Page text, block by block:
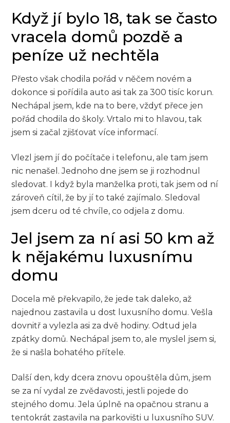
Když jí bylo 18, tak se často
vracela domů pozdě a
peníze už nechtěla
Přesto však chodila pořád v něčem novém a
dokonce si pořídila auto asi tak za 300 tisíc korun.
Nechápal jsem, kde na to bere, vždyť přece jen
pořád chodila do školy. Vrtalo mi to hlavou, tak
jsem si začal zjišťovat více informací.
Vlezl jsem jí do počítače i telefonu, ale tam jsem
nic nenašel. Jednoho dne jsem se ji rozhodnul
sledovat. I když byla manželka proti, tak jsem od ní
zároveň cítil, že by jí to také zajímalo. Sledoval
jsem dceru od té chvíle, co odjela z domu.
Jel jsem za ní asi 50 km až
k nějakému luxusnímu
domu
Docela mě překvapilo, že jede tak daleko, až
najednou zastavila u dost luxusního domu. Vešla
dovnitř a vylezla asi za dvě hodiny. Odtud jela
zpátky domů. Nechápal jsem to, ale myslel jsem si,
že si našla bohatého přítele.
Další den, kdy dcera znovu opouštěla dům, jsem
se za ní vydal ze zvědavosti, jestli pojede do
stejného domu. Jela úplně na opačnou stranu a
tentokrát zastavila na parkovišti u luxusního SUV.